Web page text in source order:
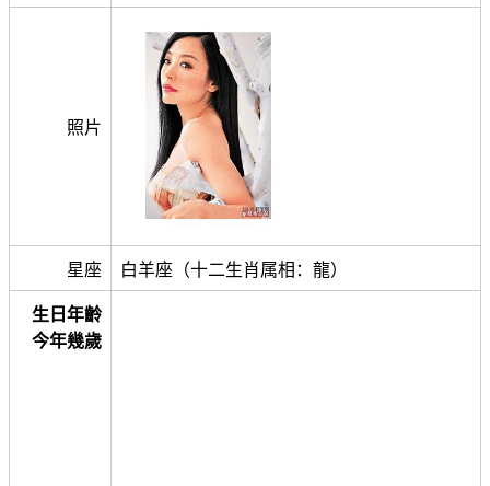
照片
星座 白羊座（十二生肖属相：龍）
生日年齡
今年幾歲